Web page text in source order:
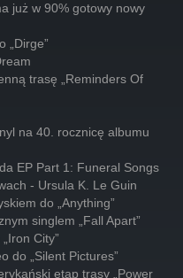
już w 90% gotowy nowy
„Dirge”
trasę „Reminders Of
na 40. rocznicę albumu
EP Part 1: Funeral Songs
- Ursula K. Le Guin
do „Anything”
singlem „Fall Apart”
City”
do „Silent Pictures”
etap trasy „Power